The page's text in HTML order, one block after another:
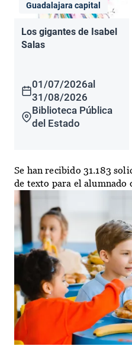
Guadalajara capital
Los gigantes de Isabel
Salas
01/07/2026al
31/08/2026
Biblioteca Pública
del Estado
Se han recibido 31.183
de texto para el alumnado